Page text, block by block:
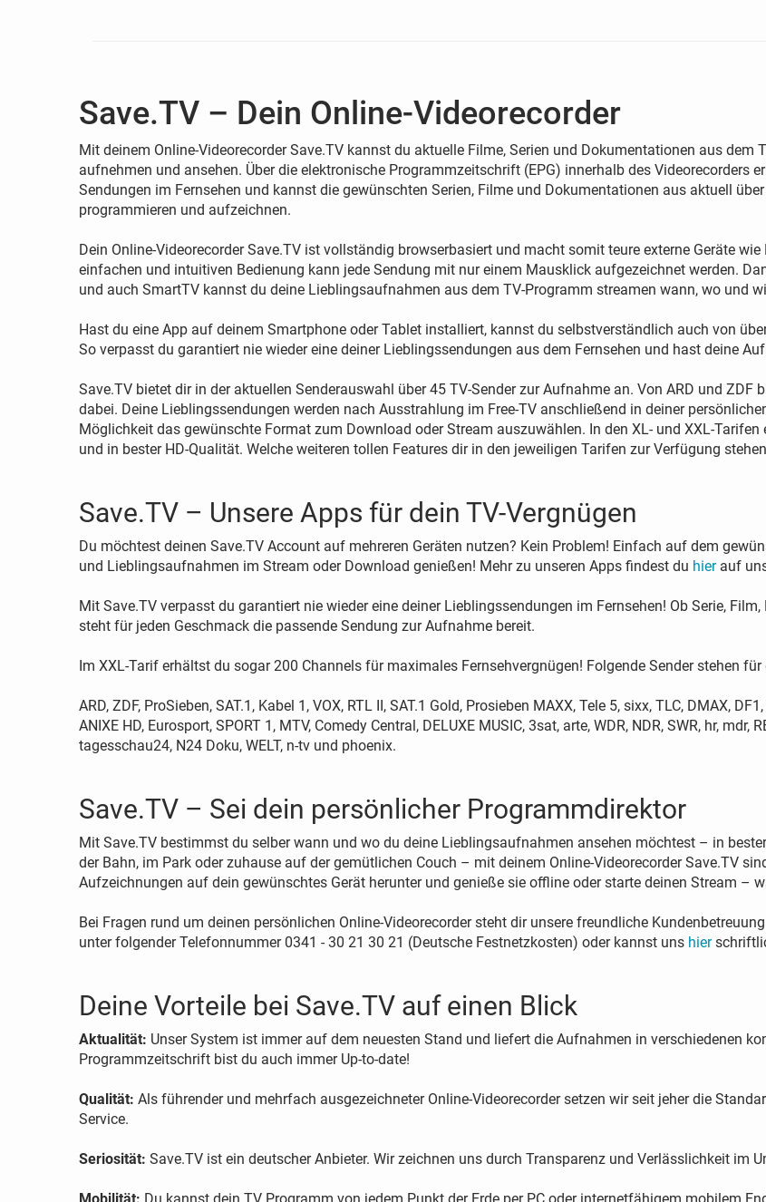
Save.TV – Dein Online-Videorecorder
Mit deinem Online-Videorecorder Save.TV kannst du aktuelle Filme, Serien und Dokumentationen aus
aufnehmen und ansehen. Über die elektronische Programmzeitschrift (EPG) innerhalb des Videorecorders
Sendungen im Fernsehen und kannst die gewünschten Serien, Filme und Dokumentationen aus aktuell
programmieren und aufzeichnen.
Dein Online-Videorecorder Save.TV ist vollständig browserbasiert und macht somit teure externe Geräte
einfachen und intuitiven Bedienung kann jede Sendung mit nur einem Mausklick aufgezeichnet werden.
und auch SmartTV kannst du deine Lieblingsaufnahmen aus dem TV-Programm streamen wann, wo und
Hast du eine App auf deinem Smartphone oder Tablet installiert, kannst du selbstverständlich auch von
So verpasst du garantiert nie wieder eine deiner Lieblingssendungen aus dem Fernsehen und hast deine
Save.TV bietet dir in der aktuellen Senderauswahl über 45 TV-Sender zur Aufnahme an. Von ARD und
dabei. Deine Lieblingssendungen werden nach Ausstrahlung im Free-TV anschließend in deiner
Möglichkeit das gewünschte Format zum Download oder Stream auszuwählen. In den XL- und XXL-
und in bester HD-Qualität. Welche weiteren tollen Features dir in den jeweiligen Tarifen zur Verfügung
Save.TV – Unsere Apps für dein TV-Vergnügen
Du möchtest deinen Save.TV Account auf mehreren Geräten nutzen? Kein Problem! Einfach auf dem
und Lieblingsaufnahmen im Stream oder Download genießen! Mehr zu unseren Apps findest du hierauf
Mit Save.TV verpasst du garantiert nie wieder eine deiner Lieblingssendungen im Fernsehen! Ob Serie,
steht für jeden Geschmack die passende Sendung zur Aufnahme bereit.
Im XXL-Tarif erhältst du sogar 200 Channels für maximales Fernsehvergnügen! Folgende Sender stehen
ARD, ZDF, ProSieben, SAT.1, Kabel 1, VOX, RTL II, SAT.1 Gold, Prosieben MAXX, Tele 5, sixx, TLC, DMAX,
ANIXE HD, Eurosport, SPORT 1, MTV, Comedy Central, DELUXE MUSIC, 3sat, arte, WDR, NDR, SWR, hr, mdr,
tagesschau24, N24 Doku, WELT, n-tv und phoenix.
Save.TV – Sei dein persönlicher Programmdirektor
Mit Save.TV bestimmst du selber wann und wo du deine Lieblingsaufnahmen ansehen möchtest – in
der Bahn, im Park oder zuhause auf der gemütlichen Couch – mit deinem Online-Videorecorder Save.TV
Aufzeichnungen auf dein gewünschtes Gerät herunter und genieße sie offline oder starte deinen Stream –
Bei Fragen rund um deinen persönlichen Online-Videorecorder steht dir unsere freundliche
unter folgender Telefonnummer 0341 - 30 21 30 21 (Deutsche Festnetzkosten) oder kannst uns hier
Deine Vorteile bei Save.TV auf einen Blick
Aktualität: Unser System ist immer auf dem neuesten Stand und liefert die Aufnahmen in verschiedenen
Programmzeitschrift bist du auch immer Up-to-date!
Qualität: Als führender und mehrfach ausgezeichneter Online-Videorecorder setzen wir seit jeher die
Service.
Seriosität: Save.TV ist ein deutscher Anbieter. Wir zeichnen uns durch Transparenz und Verlässlichkeit im